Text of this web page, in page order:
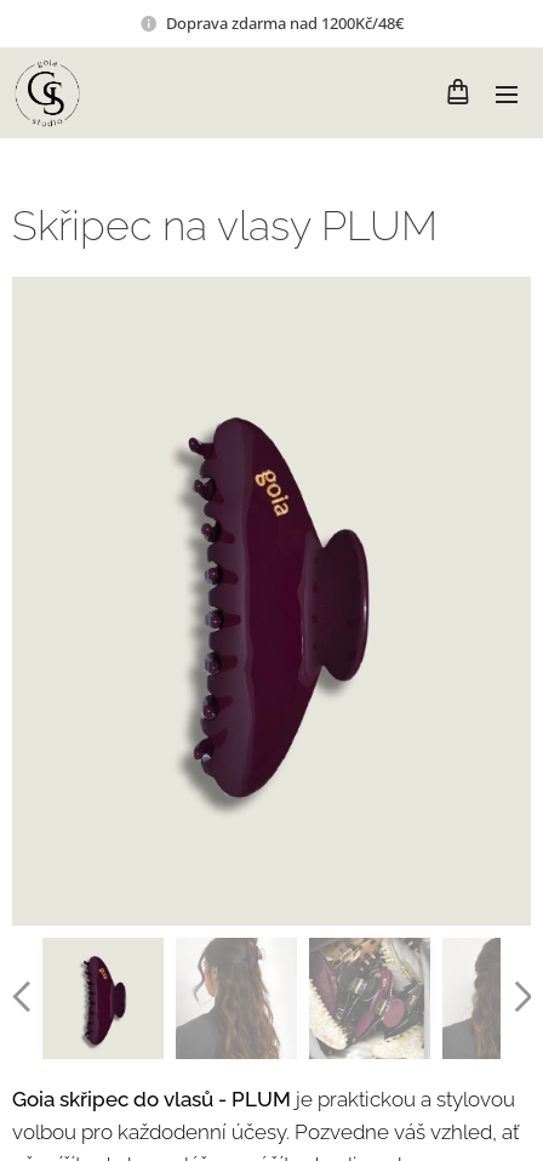
Doprava zdarma nad 1200Kč/48€
Skřipec na vlasy PLUM
Goia skřipec do vlasů - PLUM je praktickou a stylovou
volbou pro každodenní účesy. Pozvedne váš vzhled, ať